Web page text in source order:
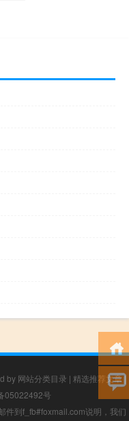
by 网站分类目录 | 精选推荐文章|
05022492号
件到f_fb#foxmail.com说明，我们